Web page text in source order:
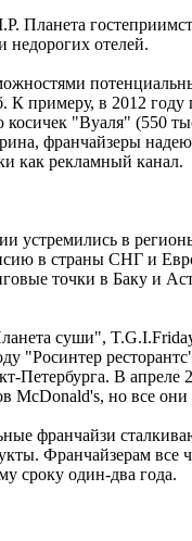
Планета
недорогих отелей.
примеру, в 2012
"Вуаля" (550
франчайзеры
как рекламный канал.
устремились в
в страны СНГ и
точки в Баку и
суши",
"Росинтер
Петербурга. В
McDonald's, но все
франчайзи
Франчайзерам все
сроку один-два года.